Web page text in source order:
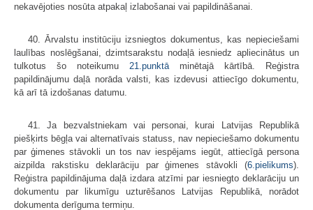
nekavējoties nosūta atpakaļ izlabošanai vai papildināšanai.
40. Ārvalstu institūciju izsniegtos dokumentus, kas nepieciešami
laulības noslēgšanai, dzimtsarakstu nodaļā iesniedz apliecinātus un
tulkotus šo notei­kumu 21.punktāminētajā kārtībā. Reģistra
papildinājumu daļā norāda valsti, kas izdevusi attiecīgo dokumentu,
kā arī tā izdošanas datumu.
41. Ja bezvalstniekam vai personai, kurai Latvijas Republikā
piešķirts bēgļa vai alternatīvais statuss, nav nepieciešamo dokumentu
par ģimenes stā­vokli un tos nav iespējams iegūt, attiecīgā persona
aizpilda rakstisku deklarāciju par ģimenes stāvokli (6.pielikums).
Reģistra papildinājuma daļā izdara atzīmi par iesniegto deklarāciju un
dokumentu par likumīgu uzturēšanos Latvijas Republikā, norādot
dokumenta derīguma termiņu.